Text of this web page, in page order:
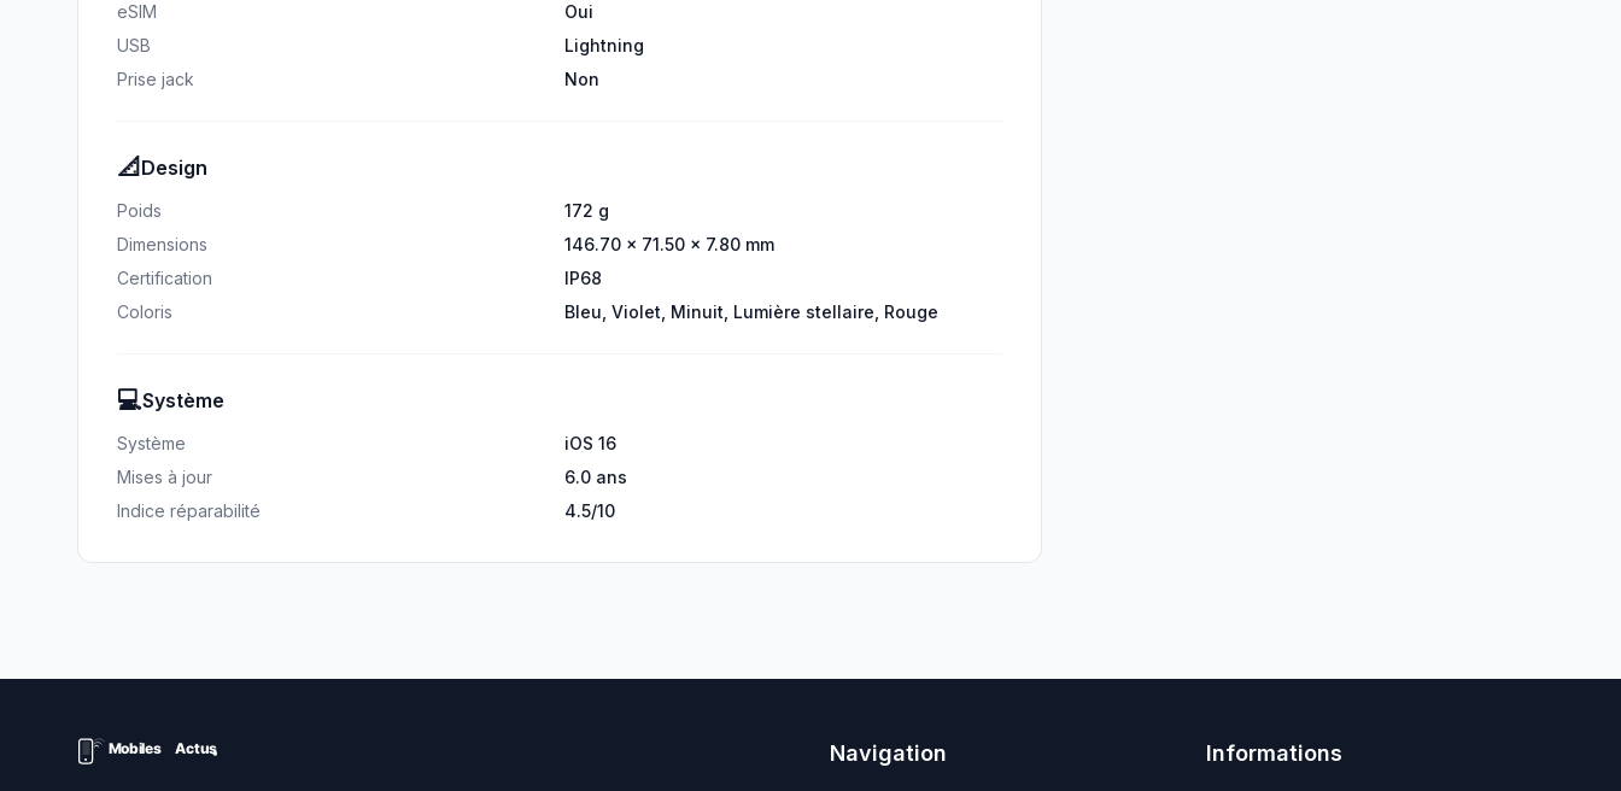
eSIM
Oui
USB
Lightning
Prise jack
Non
📐 Design
Poids
172 g
Dimensions
146.70 × 71.50 × 7.80 mm
Certification
IP68
Coloris
Bleu, Violet, Minuit, Lumière stellaire, Rouge
💻Système
Système
iOS 16
Mises à jour
6.0 ans
Indice réparabilité
4.5/10
Navigation Informations